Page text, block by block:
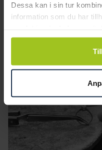
Dessa kan i sin tur
information som du har